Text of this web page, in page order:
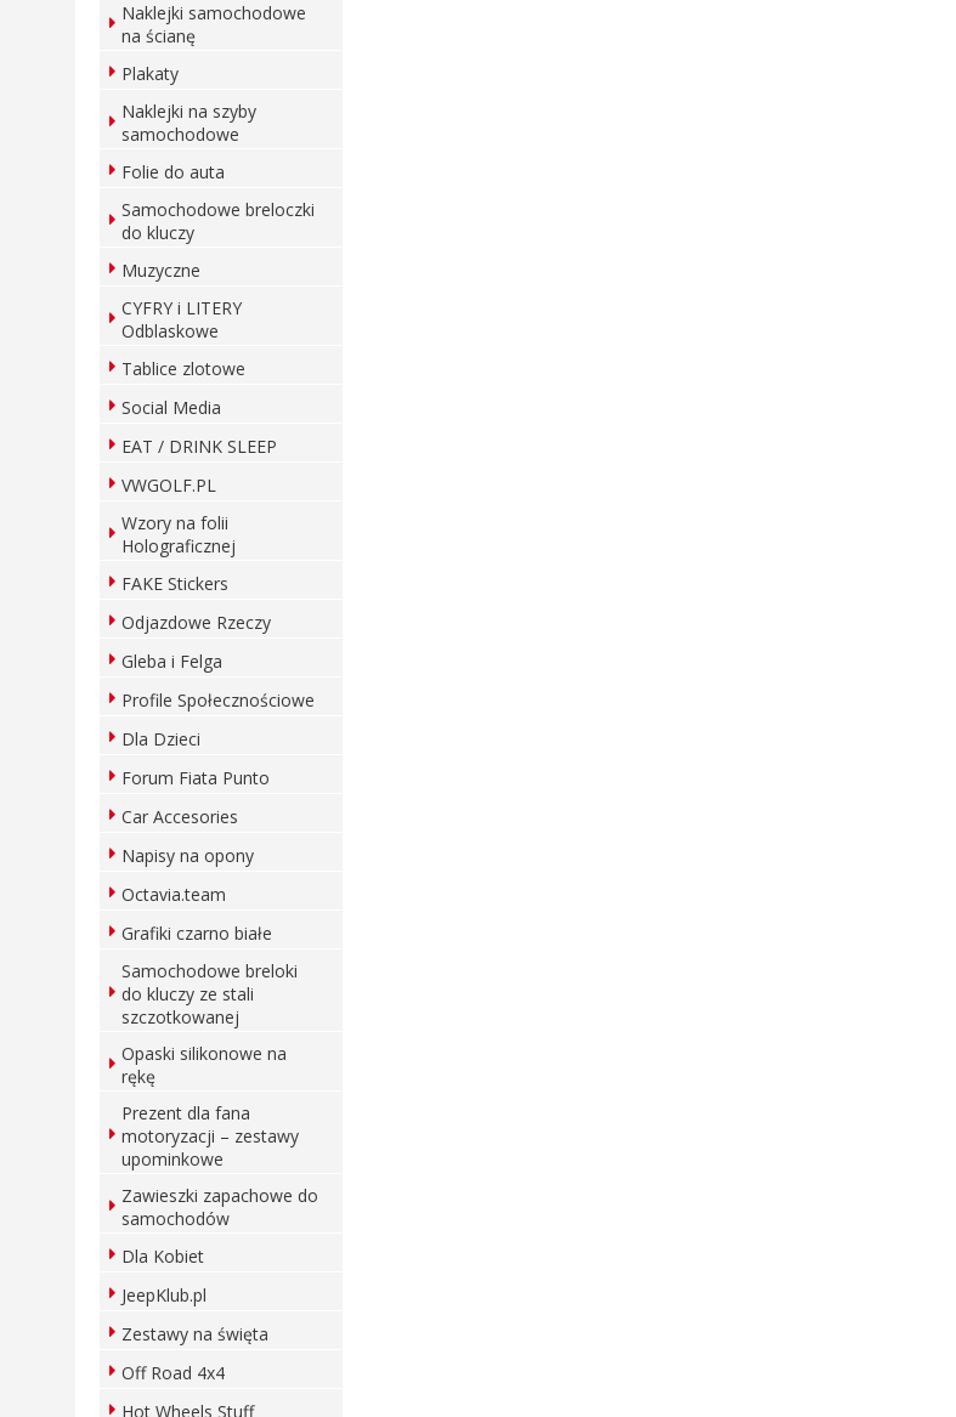
Naklejki samochodowe
na ścianę
Plakaty
Naklejki na szyby
samochodowe
Folie do auta
Samochodowe breloczki
do kluczy
Muzyczne
CYFRY i LITERY
Odblaskowe
Tablice zlotowe
Social Media
EAT / DRINK SLEEP
VWGOLF.PL
Wzory na folii
Holograficznej
FAKE Stickers
Odjazdowe Rzeczy
Gleba i Felga
Profile Społecznościowe
Dla Dzieci
Forum Fiata Punto
Car Accesories
Napisy na opony
Octavia.team
Grafiki czarno białe
Samochodowe breloki
do kluczy ze stali
szczotkowanej
Opaski silikonowe na
rękę
Prezent dla fana
motoryzacji – zestawy
upominkowe
Zawieszki zapachowe do
samochodów
Dla Kobiet
JeepKlub.pl
Zestawy na święta
Off Road 4x4
Hot Wheels Stuff